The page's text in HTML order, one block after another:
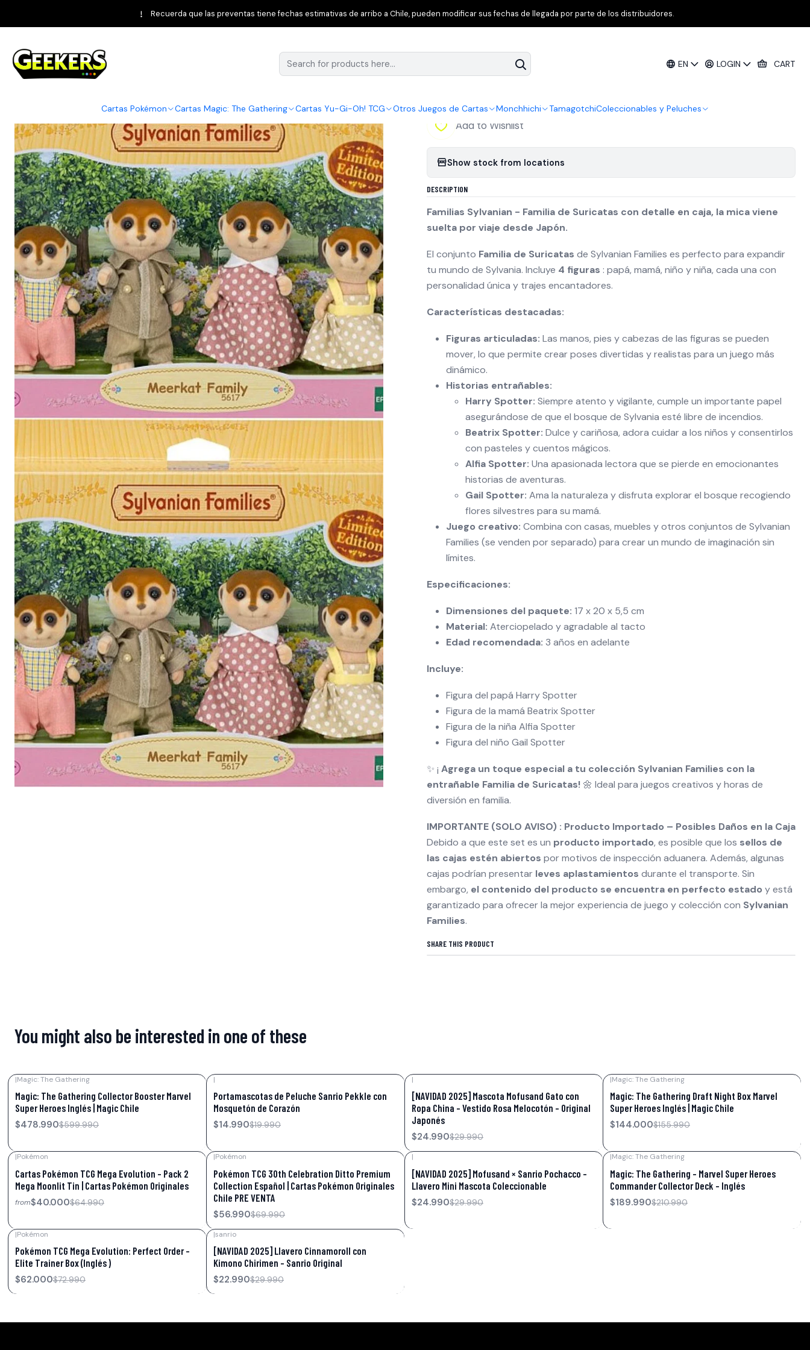
EN LOGIN CART
Cartas Pokémon Cartas Magic: The Gathering Cartas Yu-Gi-Oh! TCG Otros Juegos de Cartas Monchhichi TamagotchiColeccionables y Peluches
Recuerda que las preventas tiene fechas estimativas de arribo a Chile, pueden modificar sus fechas de llegada por parte de los distribuidores.
Home Pokémon TCG Promociones Navidad Familias Sylvanian - Familia de Suricatas Limited Edition
|
Familias Sylvanian - Familia de Suricatas Limited
Add to Wishlist
Show stock from locations
DESCRIPTION
Familias Sylvanian - Familia de Suricatas con detalle en caja, la mica viene
suelta por viaje desde Japón.
El conjunto Familia de Suricatas de Sylvanian Families es perfecto para expandir
tu mundo de Sylvania. Incluye 4 figuras : papá, mamá, niño y niña, cada una con
personalidad única y trajes encantadores.
Características destacadas:
Figuras articuladas: Las manos, pies y cabezas de las figuras se pueden
mover, lo que permite crear poses divertidas y realistas para un juego más
dinámico.
Historias entrañables:
Harry Spotter: Siempre atento y vigilante, cumple un importante papel
asegurándose de que el bosque de Sylvania esté libre de incendios.
Beatrix Spotter: Dulce y cariñosa, adora cuidar a los niños y consentirlos
con pasteles y cuentos mágicos.
Alfia Spotter: Una apasionada lectora que se pierde en emocionantes
historias de aventuras.
Gail Spotter: Ama la naturaleza y disfruta explorar el bosque recogiendo
flores silvestres para su mamá.
Juego creativo: Combina con casas, muebles y otros conjuntos de Sylvanian
Families (se venden por separado) para crear un mundo de imaginación sin
límites.
Especificaciones:
Dimensiones del paquete: 17 x 20 x 5,5 cm
Material: Aterciopelado y agradable al tacto
Edad recomendada: 3 años en adelante
Incluye:
Figura del papá Harry Spotter
Figura de la mamá Beatrix Spotter
Figura de la niña Alfia Spotter
Figura del niño Gail Spotter
✨ ¡ Agrega un toque especial a tu colección Sylvanian Families con la
entrañable Familia de Suricatas! 🌼 Ideal para juegos creativos y horas de
diversión en familia.
IMPORTANTE (SOLO AVISO) : Producto Importado – Posibles Daños en la Caja
Debido a que este set es un producto importado, es posible que los sellos de
las cajas estén abiertos por motivos de inspección aduanera. Además, algunas
cajas podrían presentar leves aplastamientos durante el transporte. Sin
embargo, el contenido del producto se encuentra en perfecto estado y está
garantizado para ofrecer la mejor experiencia de juego y colección con Sylvanian
Families.
SHARE THIS PRODUCT
You might also be interested in one of these
|Magic: The Gathering
Magic: The Gathering Collector Booster Marvel
Super Heroes Inglés | Magic Chile
$478.990$599.990
|
Portamascotas de Peluche Sanrio Pekkle con
Mosquetón de Corazón
$14.990$19.990
|
[NAVIDAD 2025] Mascota Mofusand Gato con
Ropa China – Vestido Rosa Melocotón – Original
Japonés
$24.990$29.990
|Magic: The Gathering
Magic: The Gathering Draft Night Box Marvel
Super Heroes Inglés | Magic Chile
$144.000$155.990
|Pokémon
Cartas Pokémon TCG Mega Evolution – Pack 2
Mega Moonlit Tin | Cartas Pokémon Originales
from$40.000$64.990
|Pokémon
Pokémon TCG 30th Celebration Ditto Premium
Collection Español | Cartas Pokémon Originales
Chile PRE VENTA
$56.990$69.990
|
[NAVIDAD 2025] Mofusand × Sanrio Pochacco –
Llavero Mini Mascota Coleccionable
$24.990$29.990
|Magic: The Gathering
Magic: The Gathering – Marvel Super Heroes
Commander Collector Deck – Inglés
$189.990$210.990
|Pokémon
Pokémon TCG Mega Evolution: Perfect Order –
Elite Trainer Box (Inglés )
$62.000$72.990
|sanrio
[NAVIDAD 2025] Llavero Cinnamoroll con
Kimono Chirimen – Sanrio Original
$22.990$29.990